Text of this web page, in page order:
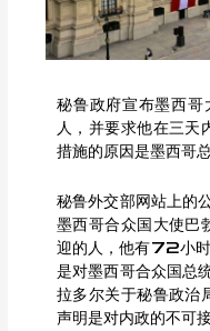
秘鲁政府宣布墨西哥
人，并要求他在三天
措施的原因是墨西哥
秘鲁外交部网站上的
墨西哥合众国大使巴
迎的人，他有72小
是对墨西哥合众国总
拉多尔关于秘鲁政治
声明是对内政的不可